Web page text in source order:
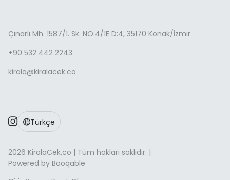
Çınarlı Mh. 1587/1. Sk. NO:4/1E D:4, 35170 Konak/İzmir
+90 532 442 2243
kirala@kiralacek.co
2026 KiralaCek.co | Tüm hakları saklıdır. |
Powered by Booqable
Türkçe